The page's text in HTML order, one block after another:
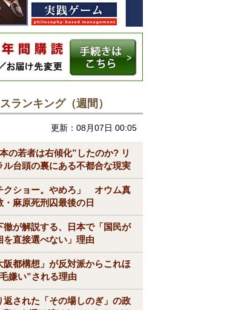
ランキング（週間）
更新：08月07日 00:05
の若者は右傾化”したのか? リ
ル台頭の裏にある不都合な現実
クショー。やめろ」 オウム真
・麻原死刑囚最後の日
徹が解説する、日本で「国民が
を直接選べない」理由
阪都構想」が反対派からこれほ
嫌い”される理由
返された「その場しのぎ」の政